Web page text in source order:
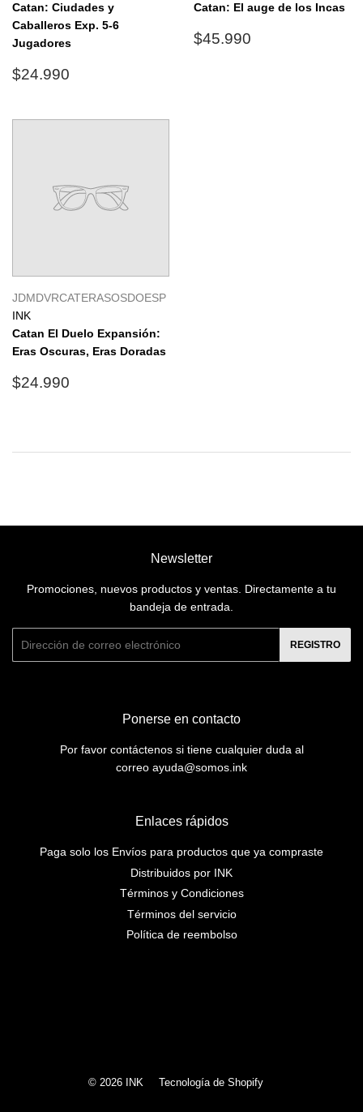
Catan: Ciudades y
Caballeros Exp. 5-6
Jugadores
Precio
$24.990
Catan: El auge de los Incas
Precio
$45.990
JDMDVRCATERASOSDOESP
INK
Catan El Duelo Expansión:
Eras Oscuras, Eras Doradas
Precio
$24.990
Newsletter
Promociones, nuevos productos y ventas. Directamente a tu
bandeja de entrada.
REGISTRO
Ponerse en contacto
Por favor contáctenos si tiene cualquier duda al
correo ayuda@somos.ink
Enlaces rápidos
Paga solo los Envíos para productos que ya compraste
Distribuidos por INK
Términos y Condiciones
Términos del servicio
Política de reembolso
© 2026 INK Tecnología de Shopify